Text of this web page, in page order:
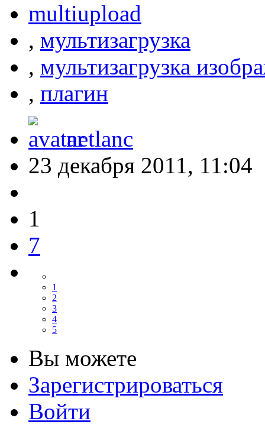
multiupload
, мультизагрузка
, мультизагрузка
, плагин
netlanc
23 декабря 2011, 11:04
1
7
1
2
3
4
5
Вы можете
Зарегистрироваться
Войти